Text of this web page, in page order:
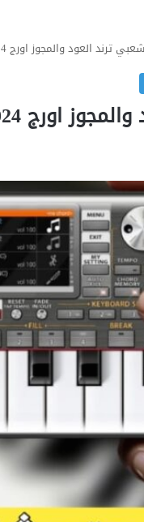
ترند العود والمجوز اورج 2024
اورج 2024